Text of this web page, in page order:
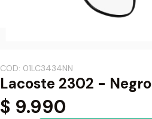
COD: 01LC3434NN
Lacoste 2302 - Negro
$ 9.990